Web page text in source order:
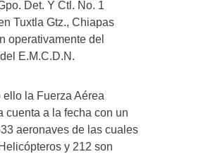
Det. Y Ctl. No. 1
Tuxtla Gtz., Chiapas
operativamente del
E.M.C.D.N.
ello la Fuerza Aérea
cuenta a la fecha con un
aeronaves de las cuales
y 212 son